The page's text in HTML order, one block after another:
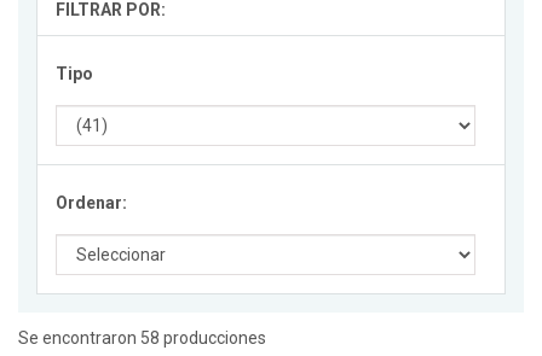
FILTRAR POR:
Tipo
Ordenar:
Se encontraron 58 producciones